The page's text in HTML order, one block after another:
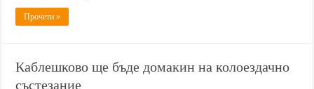
Прочети »
Каблешково ще бъде домакин на колоездачно
състезание